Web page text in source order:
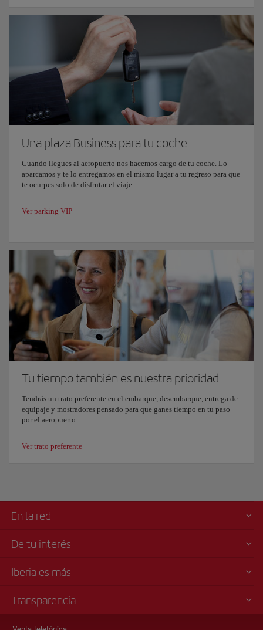
Una plaza Business para tu coche
Cuando llegues al aeropuerto nos hacemos cargo de tu coche. Lo
aparcamos y te lo entregamos en el mismo lugar a tu regreso para que
te ocurpes solo de disfrutar el viaje.
Ver parking VIP
Tu tiempo también es nuestra prioridad
Tendrás un trato preferente en el embarque, desembarque, entrega de
equipaje y mostradores pensado para que ganes tiempo en tu paso
por el aeropuerto.
Ver trato preferente
En la red
De tu interés
Iberia es más
Transparencia